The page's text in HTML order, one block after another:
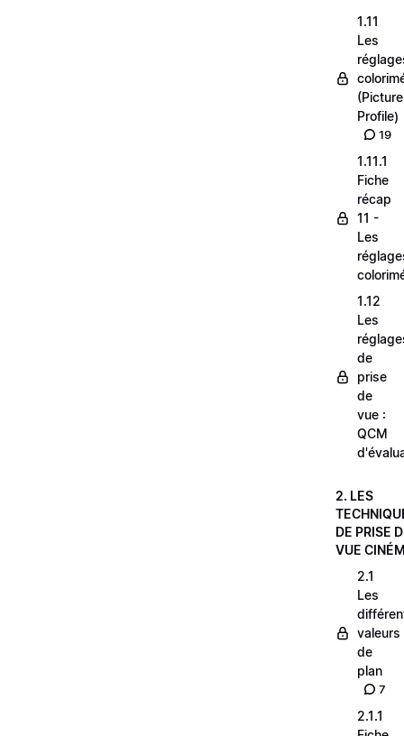
1.11
Les
(Picture
Profile)
19
1.11.1
Fiche
récap
11 -
Les
1.12
Les
de
prise
de
vue :
QCM
2. LES
DE PRISE
VUE
2.1
Les
valeurs
de
plan
7
2.1.1